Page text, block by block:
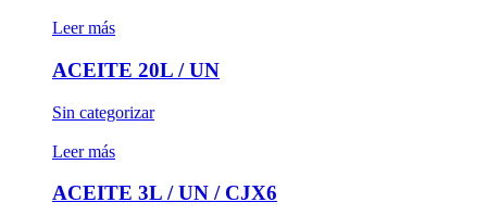
Leer más
ACEITE 20L / UN
Sin categorizar
Leer más
ACEITE 3L / UN / CJX6